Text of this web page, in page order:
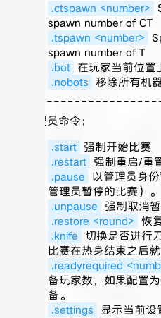
.ctspawn <number>
spawn number of CT
.tspawn <number>
spawn number of T
.bot 在玩家当前位置
.nobots 移除所有机
###管理员命令：
.start 强制开始比赛
.restart 强制重启/重
.pause 以管理员身
管理员暂停的比赛）。
.unpause 强制取消
.restore <round> 恢
.knife 切换是否进行
比赛在热身结束之后就
.readyrequired
备玩家数，如果配置
备。
.settings 显示当前设